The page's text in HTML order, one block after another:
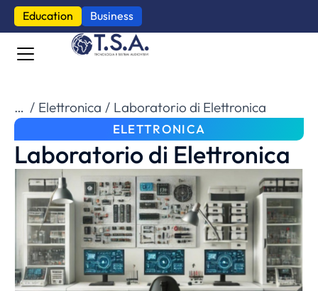
Education Business
Tu sei qui:
Elettronica Laboratorio di Elettronica
ELETTRONICA
Laboratorio di Elettronica